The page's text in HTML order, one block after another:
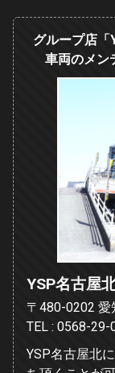
グループ店「
車両のメン
YSP名古屋
〒480-0202
TEL : 0568-
YSP名古屋北